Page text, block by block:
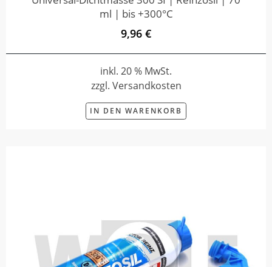
ml | bis +300°C
9,96 €
inkl. 20 % MwSt.
zzgl. Versandkosten
IN DEN WARENKORB